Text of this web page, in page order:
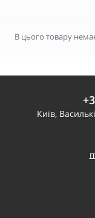
В цього товару
Київ,